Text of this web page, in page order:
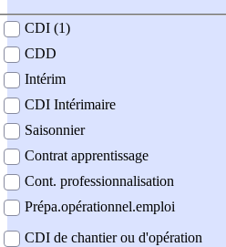
contrat
CDI (1)
CDD
Intérim
CDI Intérimaire
Saisonnier
Contrat apprentissage
Cont. professionnalisation
Prépa.opérationnel.emploi
CDI de chantier ou d'opération